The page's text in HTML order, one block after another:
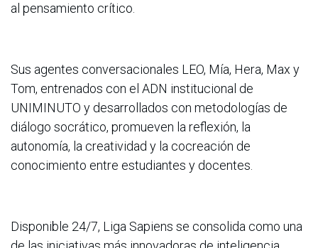
al pensamiento crítico.
Sus agentes conversacionales LEO, Mía, Hera, Max y
Tom, entrenados con el ADN institucional de
UNIMINUTO y desarrollados con metodologías de
diálogo socrático, promueven la reflexión, la
autonomía, la creatividad y la cocreación de
conocimiento entre estudiantes y docentes.
Disponible 24/7, Liga Sapiens se consolida como una